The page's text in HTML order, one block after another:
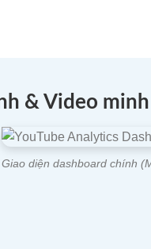
& Video
Giao diện dashboard chính